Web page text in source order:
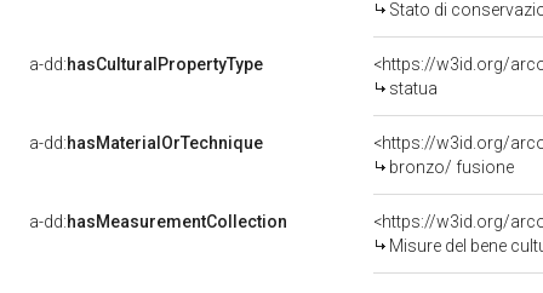
Stato di
a-dd:hasCulturalPropertyType
<https://w3id.org/
statua
a-dd:hasMaterialOrTechnique
<https://w3id.org/
bronzo/ fusione
a-dd:hasMeasurementCollection
<https://w3id.org/
Misure del bene